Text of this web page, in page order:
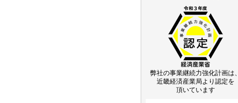
弊社の事業継続力強化計画は、
近畿経済産業局より認定を
頂いています